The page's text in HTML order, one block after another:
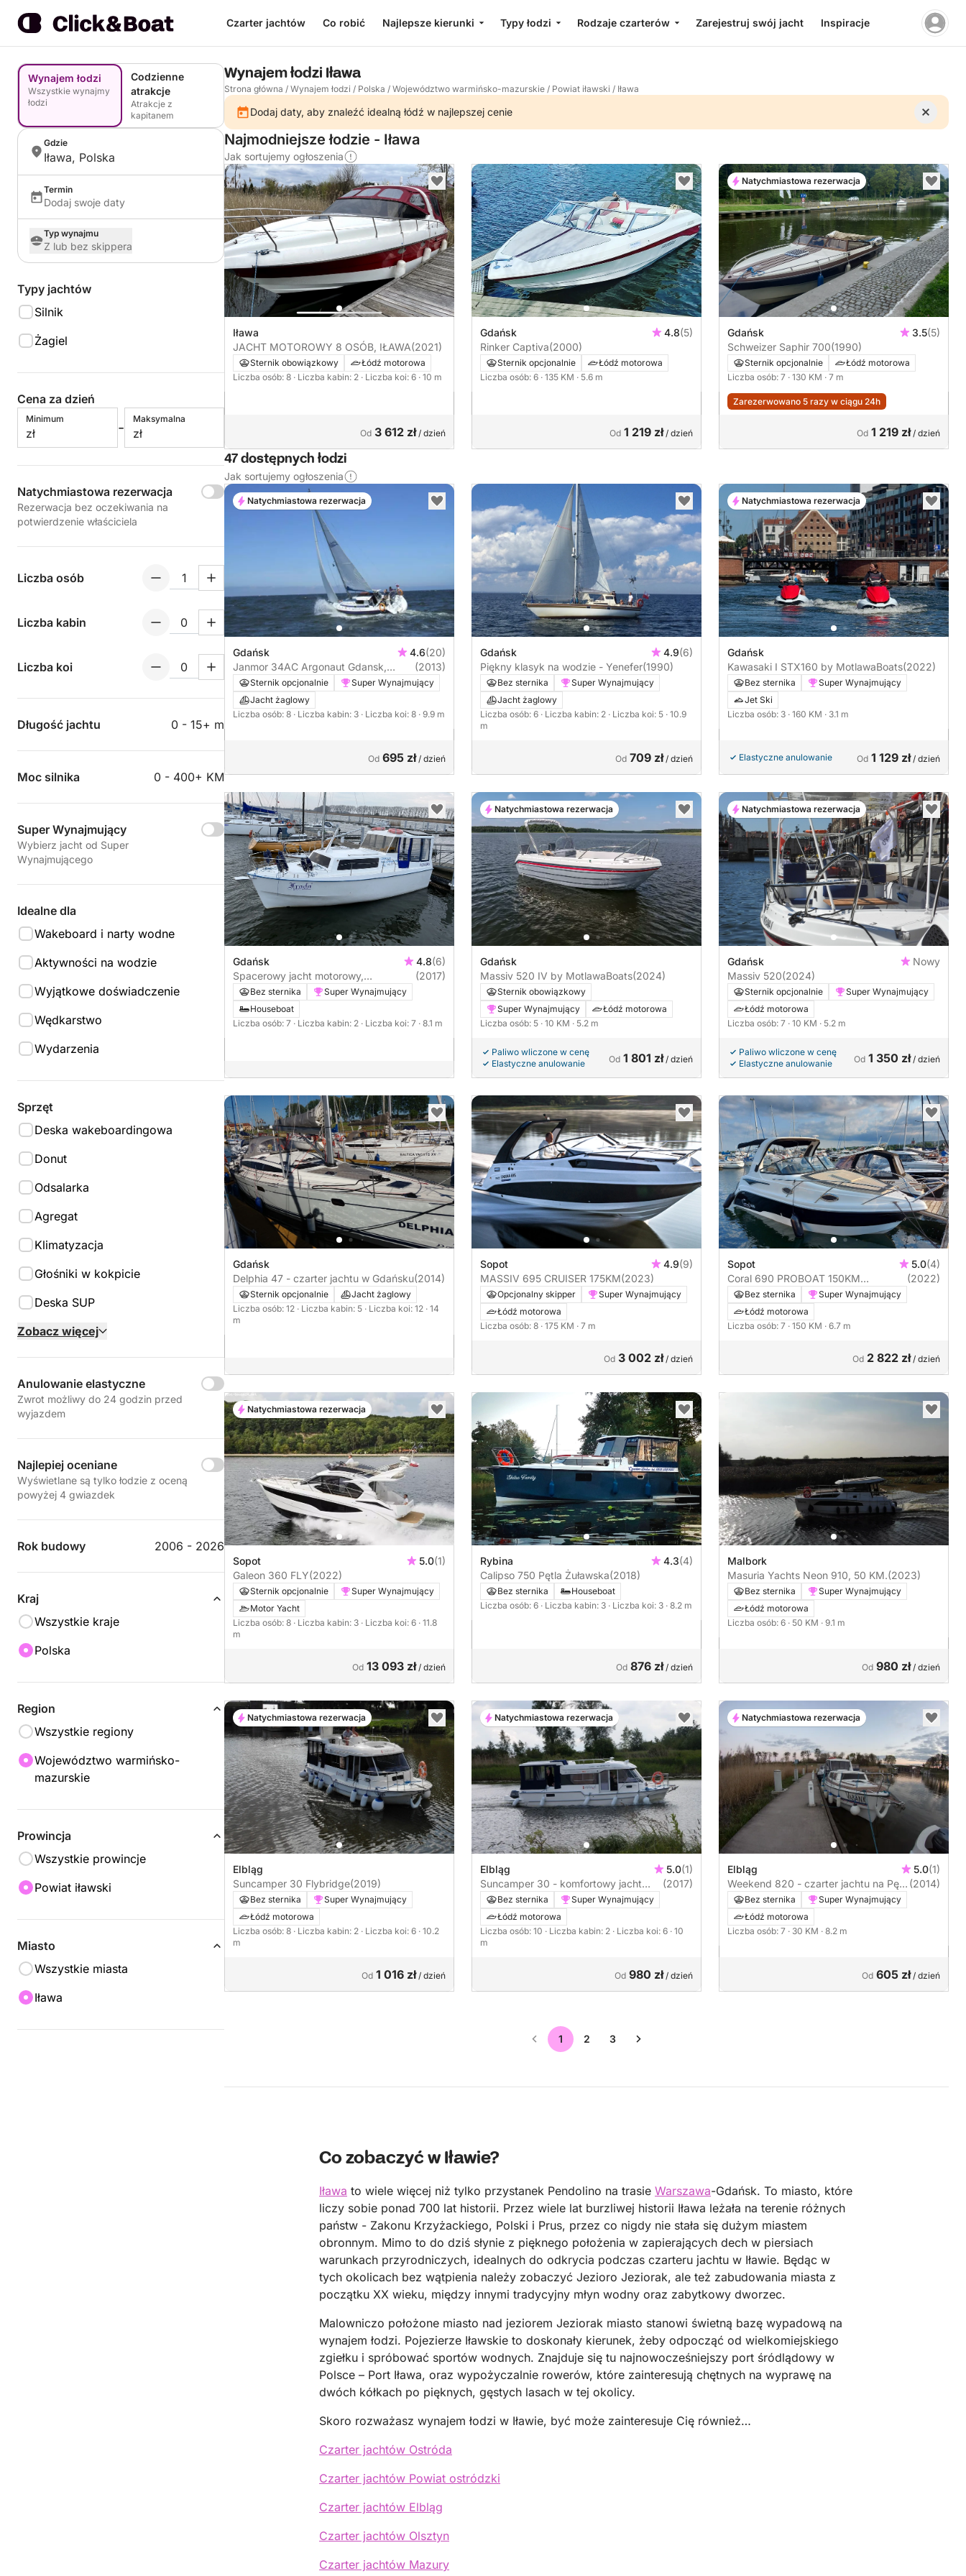
Czarter jachtów Co robić Najlepsze kierunki Typy łodzi Rodzaje czarterów Zarejestruj swój jacht Inspiracje
Wynajem łodzi
Wszystkie wynajmy
łodzi
Codzienne
atrakcje
Atrakcje z
kapitanem
Gdzie
Iława, Polska
Termin
Dodaj swoje daty
Typ wynajmu
Z lub bez skippera
Typy jachtów
Silnik
Żagiel
Cena za dzień
Minimum
zł -
Maksymalna
zł
Natychmiastowa rezerwacja
Rezerwacja bez oczekiwania na
potwierdzenie właściciela
Liczba osób
Liczba kabin
Liczba koi
Długość jachtu 0 - 15+ m
Moc silnika 0 - 400+ KM
Super Wynajmujący
Wybierz jacht od Super
Wynajmującego
Idealne dla
Wakeboard i narty wodne
Aktywności na wodzie
Wyjątkowe doświadczenie
Wędkarstwo
Wydarzenia
Sprzęt
Deska wakeboardingowa
Donut
Odsalarka
Agregat
Klimatyzacja
Głośniki w kokpicie
Deska SUP
Zobacz więcej
Anulowanie elastyczne
Zwrot możliwy do 24 godzin przed
wyjazdem
Najlepiej oceniane
Wyświetlane są tylko łodzie z oceną
powyżej 4 gwiazdek
Rok budowy 2006 - 2026
Kraj
Wszystkie kraje
Polska
Region
Wszystkie regiony
Województwo warmińsko-
mazurskie
Prowincja
Wszystkie prowincje
Powiat iławski
Miasto
Wszystkie miasta
Iława
Wynajem łodzi Iława
Strona główna / Wynajem łodzi / Polska / Województwo warmińsko-mazurskie / Powiat iławski / Iława
Dodaj daty, aby znaleźć idealną łódź w najlepszej cenie
Najmodniejsze łodzie - Iława
Jak sortujemy ogłoszenia
Iława
JACHT MOTOROWY 8 OSÓB, IŁAWA(2021)
Sternik obowiązkowy
Łódź motorowa
Liczba osób: 8 · Liczba kabin: 2 · Liczba koi: 6 · 10 m
Od 3 612 zł/ dzień
Gdańsk 4.8(5)
Rinker Captiva(2000)
Sternik opcjonalnie
Łódź motorowa
Liczba osób: 6 · 135 KM · 5.6 m
Od 1 219 zł/ dzień
Gdańsk 3.5(5)
Schweizer Saphir 700(1990)
Sternik opcjonalnie
Łódź motorowa
Liczba osób: 7 · 130 KM · 7 m
Zarezerwowano 5 razy w ciągu 24h
Od 1 219 zł/ dzień
Natychmiastowa rezerwacja
47 dostępnych łodzi
Jak sortujemy ogłoszenia
Gdańsk 4.6(20)
Janmor 34AC Argonaut Gdansk,
Poland
(2013)
Sternik opcjonalnie
Super Wynajmujący
Jacht żaglowy
Liczba osób: 8 · Liczba kabin: 3 · Liczba koi: 8 · 9.9 m
Od 695 zł/ dzień
Natychmiastowa rezerwacja
Gdańsk 4.9(6)
Piękny klasyk na wodzie - Yenefer(1990)
Bez sternika
Super Wynajmujący
Jacht żaglowy
Liczba osób: 6 · Liczba kabin: 2 · Liczba koi: 5 · 10.9
m
Od 709 zł/ dzień
Gdańsk
Kawasaki I STX160 by MotlawaBoats(2022)
Bez sternika
Super Wynajmujący
Jet Ski
Liczba osób: 3 · 160 KM · 3.1 m
Elastyczne anulowanie Od 1 129 zł/ dzień
Natychmiastowa rezerwacja
Gdańsk 4.8(6)
Spacerowy jacht motorowy,
houseboat, na Pętlę Żuławską, Zalew
Wiślany i Jeziorak
(2017)
Bez sternika
Super Wynajmujący
Houseboat
Liczba osób: 7 · Liczba kabin: 2 · Liczba koi: 7 · 8.1 m
Gdańsk
Massiv 520 IV by MotlawaBoats(2024)
Sternik obowiązkowy
Super Wynajmujący
Łódź motorowa
Liczba osób: 5 · 10 KM · 5.2 m
Paliwo wliczone w cenę
Elastyczne anulowanie
Od 1 801 zł/ dzień
Natychmiastowa rezerwacja
Gdańsk
Nowy
Massiv 520(2024)
Sternik opcjonalnie
Super Wynajmujący
Łódź motorowa
Liczba osób: 7 · 10 KM · 5.2 m
Paliwo wliczone w cenę
Elastyczne anulowanie
Od 1 350 zł/ dzień
Natychmiastowa rezerwacja
Gdańsk
Delphia 47 - czarter jachtu w Gdańsku(2014)
Sternik opcjonalnie
Jacht żaglowy
Liczba osób: 12 · Liczba kabin: 5 · Liczba koi: 12 · 14
m
Sopot 4.9(9)
MASSIV 695 CRUISER 175KM(2023)
Opcjonalny skipper
Super Wynajmujący
Łódź motorowa
Liczba osób: 8 · 175 KM · 7 m
Od 3 002 zł/ dzień
Sopot 5.0(4)
Coral 690 PROBOAT 150KM
WYNAJEM
(2022)
Bez sternika
Super Wynajmujący
Łódź motorowa
Liczba osób: 7 · 150 KM · 6.7 m
Od 2 822 zł/ dzień
Sopot 5.0(1)
Galeon 360 FLY(2022)
Sternik opcjonalnie
Super Wynajmujący
Motor Yacht
Liczba osób: 8 · Liczba kabin: 3 · Liczba koi: 6 · 11.8
m
Od 13 093 zł/ dzień
Natychmiastowa rezerwacja
Rybina 4.3(4)
Calipso 750 Pętla Żuławska(2018)
Bez sternika
Houseboat
Liczba osób: 6 · Liczba kabin: 3 · Liczba koi: 3 · 8.2 m
Od 876 zł/ dzień
Malbork
Masuria Yachts Neon 910, 50 KM.(2023)
Bez sternika
Super Wynajmujący
Łódź motorowa
Liczba osób: 6 · 50 KM · 9.1 m
Od 980 zł/ dzień
Elbląg
Suncamper 30 Flybridge(2019)
Bez sternika
Super Wynajmujący
Łódź motorowa
Liczba osób: 8 · Liczba kabin: 2 · Liczba koi: 6 · 10.2
m
Od 1 016 zł/ dzień
Natychmiastowa rezerwacja
Elbląg 5.0(1)
Suncamper 30 - komfortowy jacht
motorowy
(2017)
Bez sternika
Super Wynajmujący
Łódź motorowa
Liczba osób: 10 · Liczba kabin: 2 · Liczba koi: 6 · 10
m
Od 980 zł/ dzień
Natychmiastowa rezerwacja
Elbląg 5.0(1)
Weekend 820 - czarter jachtu na Pętli
Żuławskiej
(2014)
Bez sternika
Super Wynajmujący
Łódź motorowa
Liczba osób: 7 · 30 KM · 8.2 m
Od 605 zł/ dzień
Natychmiastowa rezerwacja
1 2 3
Co zobaczyć w Iławie?
Iława to wiele więcej niż tylko przystanek Pendolino na trasie Warszawa-Gdańsk. To miasto, które
liczy sobie ponad 700 lat historii. Przez wiele lat burzliwej historii Iława leżała na terenie różnych
państw - Zakonu Krzyżackiego, Polski i Prus, przez co nigdy nie stała się dużym miastem
obronnym. Mimo to do dziś słynie z pięknego położenia w zapierających dech w piersiach
warunkach przyrodniczych, idealnych do odkrycia podczas czarteru jachtu w Iławie. Będąc w
tych okolicach bez wątpienia należy zobaczyć Jezioro Jeziorak, ale też zabudowania miasta z
początku XX wieku, między innymi tradycyjny młyn wodny oraz zabytkowy dworzec.
Malowniczo położone miasto nad jeziorem Jeziorak miasto stanowi świetną bazę wypadową na
wynajem łodzi. Pojezierze Iławskie to doskonały kierunek, żeby odpocząć od wielkomiejskiego
zgiełku i spróbować sportów wodnych. Znajduje się tu najnowocześniejszy port śródlądowy w
Polsce – Port Iława, oraz wypożyczalnie rowerów, które zainteresują chętnych na wyprawę na
dwóch kółkach po pięknych, gęstych lasach w tej okolicy.
Skoro rozważasz wynajem łodzi w Iławie, być może zainteresuje Cię również…
Czarter jachtów Ostróda
Czarter jachtów Powiat ostródzki
Czarter jachtów Elbląg
Czarter jachtów Olsztyn
Czarter jachtów Mazury